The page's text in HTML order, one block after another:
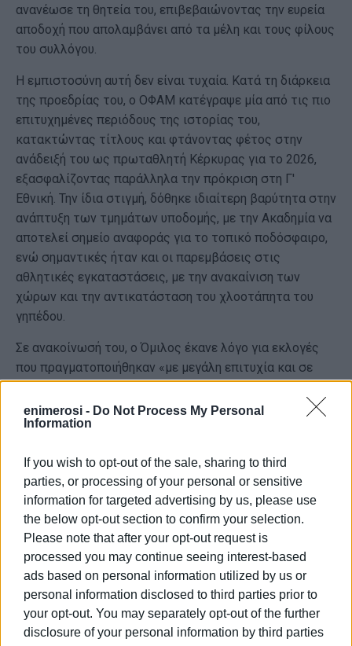
enimerosi - Do Not Process My Personal
Information
If you wish to opt-out of the sale, sharing to third
parties, or processing of your personal or sensitive
information for targeted advertising by us, please use
the below opt-out section to confirm your selection.
Please note that after your opt-out request is
processed you may continue seeing interest-based
ads based on personal information utilized by us or
personal information disclosed to third parties prior to
your opt-out. You may separately opt-out of the further
disclosure of your personal information by third parties
ανανέωσε τη θητεία του, επιβεβαιώνοντας την ευρεία
αποδοχή που απολαμβάνει από τα μέλη και τους φίλους
του συλλόγου.
Η εμπιστοσύνη αυτή δεν είναι τυχαία. Κατά τη διάρκεια
της προεδρίας του, ο ΟΦΑΜ κατέγραψε μία από τις πιο
επιτυχημένες περιόδους της ιστορίας του,
κατακτώντας τίτλους και φτάνοντας φέτος στην
ανάδειξή του ως πρωταθλητή Κέρκυρας για το 2026,
εξασφαλίζοντας παράλληλα την πρόκριση στη Γ'
Εθνική. Την ίδια στιγμή, δόθηκε ιδιαίτερη βαρύτητα στην
ανάπτυξη των τμημάτων υποδομής, με την Ακαδημία να
αποτελεί σημείο αναφοράς για το τοπικό ποδόσφαιρο,
ενώ σημαντικές ήταν και οι παρεμβάσεις στις
αθλητικές εγκαταστάσεις, με την ανακαίνιση των
χώρων και την αντικατάσταση του χλοοτάπητα του
γηπέδου.
Σε ανακοίνωσή του, ο Όμιλος έκανε λόγο για εκλογές
που πραγματοποιήθηκαν «με μεγάλη επιτυχία και σε
όμορφο κλίμα», ευχαριστώντας τα μέλη που
συμμετείχαν στη διαδικασία. Όπως επισημαίνεται, η νέα
διοίκηση αναλαμβάνει την πρόκληση της παρουσίας του
δέσμευση για σοβαρή και συστηματική δουλειά στα
αναπτυξιακά τμήματα.
Στο νέο Διοικητικό Συμβούλιο εκλέχθηκαν, εκτός του
προέδρου Σπύρου Κουρή, οι Παύλος Ανδριώτης, Πελαγία
Βουλισμά, Κωνσταντίνος Ανδριώτης, Σωτήρης
Ανδριώτης, Ιάσωνας Καποδίστριας, Ιωάννης
Παναγιωτάτος, Γεράσιμος Πανουσόπουλος και
Αναστάσιος Αβραμιώτης. Αναπληρωματικά μέλη
εξελέγησαν οι Ιωάννης Σπ. Λειβαδιώτης, Νικόλαος